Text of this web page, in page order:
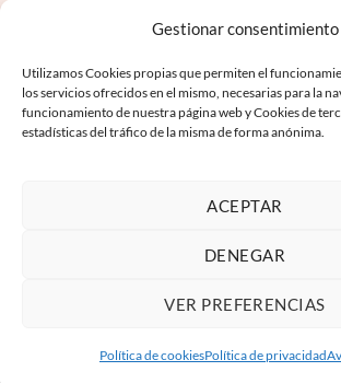
Gestionar consentimiento
Utilizamos Cookies propias que permiten el
los servicios ofrecidos en el mismo, necesarias para la
funcionamiento de nuestra página web y Cookies de
estadísticas del tráfico de la misma de forma anónima.
ACEPTAR
DENEGAR
VER PREFERENCIAS
Política de cookiesPolítica de privacidad
INFORMACIÓN LEGAL
Aviso Legal
Copyright 2026 ©Keyboard